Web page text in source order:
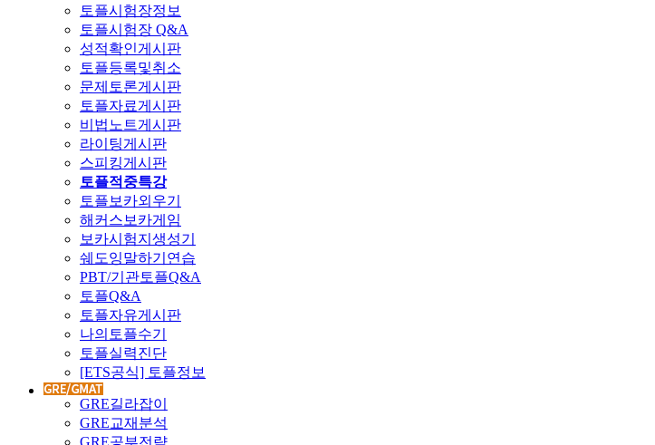
토플시험장정보
토플시험장 Q&A
성적확인게시판
토플등록및취소
문제토론게시판
토플자료게시판
비법노트게시판
라이팅게시판
스피킹게시판
토플적중특강
토플보카외우기
해커스보카게임
보카시험지생성기
쉐도잉말하기연습
PBT/기관토플Q&A
토플Q&A
토플자유게시판
나의토플수기
토플실력진단
[ETS공식] 토플정보
GRE길라잡이
GRE교재분석
GRE공부전략